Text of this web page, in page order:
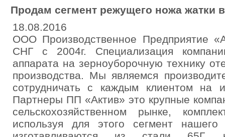
Продам сегмент режущего ножа жатки
18.08.2016
ООО Производственное Предприятие
СНГ с 2004г. Специализация
аппарата на зерноуборочную технику
производства. Мы являемся
сотрудничать с каждым клиентом на
Партнеры ПП «Актив» это крупные
сельскохозяйственном рынке,
используя для этого сегмент нашего